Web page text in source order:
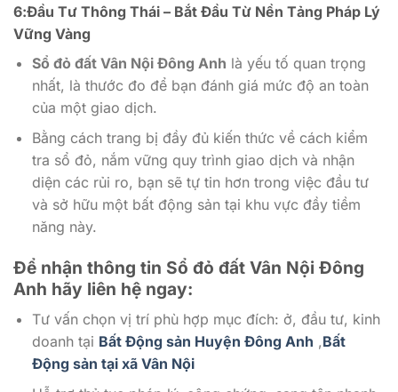
6:Đầu Tư Thông Thái – Bắt Đầu Từ Nền Tảng Pháp Lý
Vững Vàng
Sổ đỏ đất Vân Nội Đông Anh là yếu tố quan trọng
nhất, là thước đo để bạn đánh giá mức độ an toàn
của một giao dịch.
Bằng cách trang bị đầy đủ kiến thức về cách kiểm
tra sổ đỏ, nắm vững quy trình giao dịch và nhận
diện các rủi ro, bạn sẽ tự tin hơn trong việc đầu tư
và sở hữu một bất động sản tại khu vực đầy tiềm
năng này.
Để nhận thông tin Sổ đỏ đất Vân Nội Đông
Anh hãy liên hệ ngay:
Tư vấn chọn vị trí phù hợp mục đích: ở, đầu tư, kinh
doanh tại Bất Động sản Huyện Đông Anh ,Bất
Động sản tại xã Vân Nội